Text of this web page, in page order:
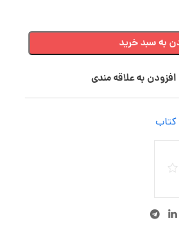
به سبد خرید
افزودن به علاقه مندی
کتاب